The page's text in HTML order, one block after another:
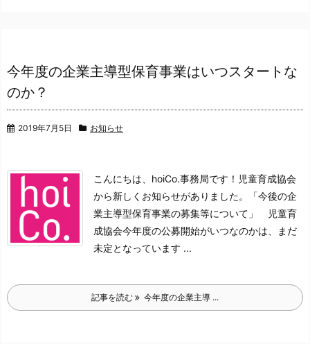
今年度の企業主導型保育事業はいつスタートな
のか？
2019年7月5日 お知らせ
こんにちは、hoiCo.事務局です！ 児童育成協会
から新しくお知らせがありました。
「今後の企
業主導型保育事業の募集等について」 児童育
成協会今年度の公募開始がいつなのかは、まだ
未定となっています ...
記事を読む 今年度の企業主導 ...